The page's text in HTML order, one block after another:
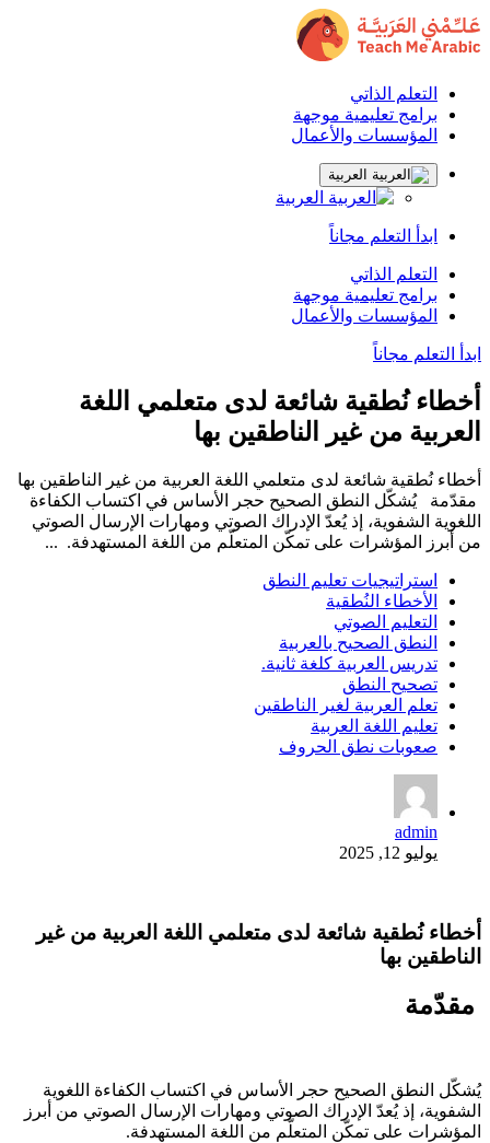
التعلم الذاتي
برامج تعليمية موجهة
المؤسسات والأعمال
العربية
العربية
ابدأ التعلم مجاناً
التعلم الذاتي
برامج تعليمية موجهة
المؤسسات والأعمال
ابدأ التعلم مجاناً
أخطاء نُطقية شائعة لدى متعلمي اللغة
العربية من غير الناطقين بها
أخطاء نُطقية شائعة لدى متعلمي اللغة العربية من غير الناطقين بها
مقدّمة يُشكّل النطق الصحيح حجر الأساس في اكتساب الكفاءة
اللغوية الشفوية، إذ يُعدّ الإدراك الصوتي ومهارات الإرسال الصوتي
من أبرز المؤشرات على تمكّن المتعلّم من اللغة المستهدفة. ...
استراتيجيات تعليم النطق
الأخطاء النُطقية
التعليم الصوتي
النطق الصحيح بالعربية
تدريس العربية كلغة ثانية.
تصحيح النطق
تعلم العربية لغير الناطقين
تعليم اللغة العربية
صعوبات نطق الحروف
admin
يوليو 12, 2025
أخطاء نُطقية شائعة لدى متعلمي اللغة العربية من غير
الناطقين بها
مقدّمة
يُشكّل النطق الصحيح حجر الأساس في اكتساب الكفاءة اللغوية
الشفوية، إذ يُعدّ الإدراك الصوتي ومهارات الإرسال الصوتي من أبرز
المؤشرات على تمكّن المتعلّم من اللغة المستهدفة.